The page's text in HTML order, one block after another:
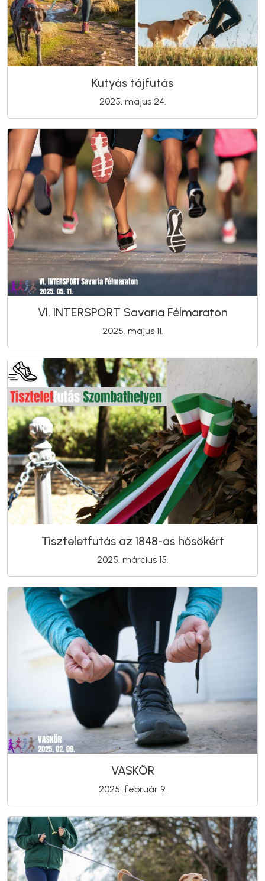
Kutyás tájfutás
2025. május 24.
VI. INTERSPORT Savaria Félmaraton
2025. május 11.
Tiszteletfutás az 1848-as hősökért
2025. március 15.
VASKÖR
2025. február 9.